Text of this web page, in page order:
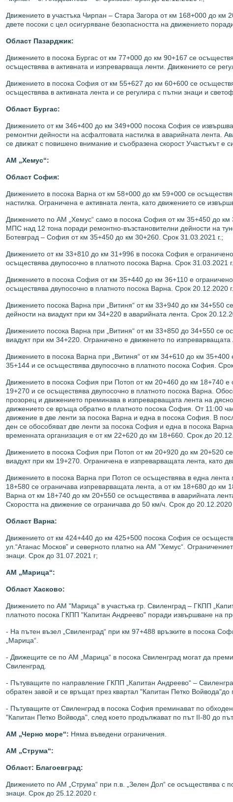
Движението в участъка Чирпан – Стара Загора от км 168+000 до
двете посоки с цел осигуряване безопасността на движението
Област Пазарджик:
Движението в посока Бургас от км 77+000 до км 90+167 се
осъществява в активната и изпреварваща ленти. Движението се
Движението в посока София от км 55+627 до км 60+600 се
осъществява в активната лента и се регулира с пътни знаци и
Област Бургас:
Движението от км 346+400 до км 349+000 посока София се
ремонтни дейности на асфалтовата настилка в аварийната лента.
се движат с повишено внимание и съобразена скорост Участъкът е
АМ „Хемус“:
Област София:
Движението в посока Варна от км 58+000 до км 59+000 се
настилка. Ограничена e активната лента, като движението се
Движението по АМ „Хемус“ само в посока София от км 35+450 до км
МПС над 12 тона поради ремонтно-възстановителни дейности на
Ботевград – София от км 35+450 до км 30+260. Срок 31.03.2021 г.;
Движението от км 33+810 до км 31+996 в посока София е
осъществява двупосочно в платното посока Варна. Срок 31.03.2021
Движението в посока София от км 35+440 до км 36+110 е
осъществява двупосочно в платното посока Варна. Срок 20.12.2020
Движението посока Варна при „Витиня“ от км 33+940 до км 34+550
дейности на виадукт при км 34+220 в аварийната лента. Срок
Движението посока Варна при „Витиня“ от км 33+850 до 34+550 се
виадукт при км 34+220. Ограничено е движенето по
Движението в посока Варна при „Витиня“ от км 34+610 до км
35+144 и се осъществява двупосочно в платното посока София.
Движението в посока София при Потоп от км 20+460 до км 18+740 е
19+270 и се осъществява двупосочно в платното посока Варна.
прозорец и движението преминава в изпреварващата лента на
движението се връща обратно в платното посока София. От 11:00
движение в две ленти за посока Варна и една в посока София. В
ден се обособяват две ленти за посока София и една в посока
временната организация е от км 22+620 до км 18+660. Срок до
Движението в посока София при Потоп от км 20+920 до км 20+520
виадукт при км 19+270. Ограничена е изпреварващата лента, като
Движението в посока Варна при Потоп се осъществява в една
18+580 се ограничава изпреварващата лента, а от км 18+680 до км
Варна от км 18+740 до км 20+550 се осъществява в аварийната
Скоростта на движение се ограничава до 50 км/ч. Срок до 20.12.2020
Област Варна:
Движението от км 424+440 до км 425+500 посока София се
ул.“Атанас Москов” и северното платно на АМ ”Хемус“.
знаци. Срок до 31.07.2021 г;
АМ „Марица“:
Област Хасково:
Движението по АМ "Марица" в участъка гр. Свиленград – ГКПП
платното посока ГКПП "Капитан Андреево" поради извършване на
- На пътен възел „Свиленград“ при км 97+488 връзките в посока
„Марица“.
- Движещите се по АМ „Марица“ в посока Свиленград могат да
Свиленград.
- Пътуващите по направление ГКПП „Капитан Андреево“ –
обратен завой и се връщат през квартал "Капитан Петко Войвода"до
- Пътуващите от Свиленград в посока София преминават по
"Капитан Петко Войвода", след което продължават по път II-80 до
АМ „Черно море“: Няма въведени ограничения.
АМ „Струма“:
Област: Благоевград:
Движението по АМ „Струма“ при п.в. „Зелен Дол“ се осъществява с
знаци. Срок до 25.12.2020 г.